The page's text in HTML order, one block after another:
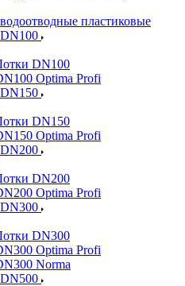
пластиковые
DN100
Optima Profi
DN150
Optima Profi
DN200
Optima Profi
DN300
Optima Profi
Norma